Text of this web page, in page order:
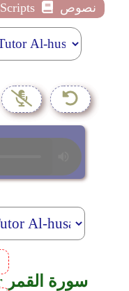
Scripts نصوص
54. Surah Al-Qamar سورة القمر